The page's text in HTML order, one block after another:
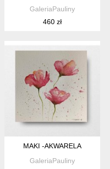
GaleriaPauliny
460 zł
MAKI -AKWARELA
GaleriaPauliny